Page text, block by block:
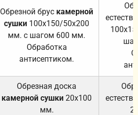
Обрезной брус камерной
сушки 100х150/50х200
мм. с шагом 600 мм.
Обработка
антисептиком.
Обрезная доска
камерной сушки 20х100
мм.